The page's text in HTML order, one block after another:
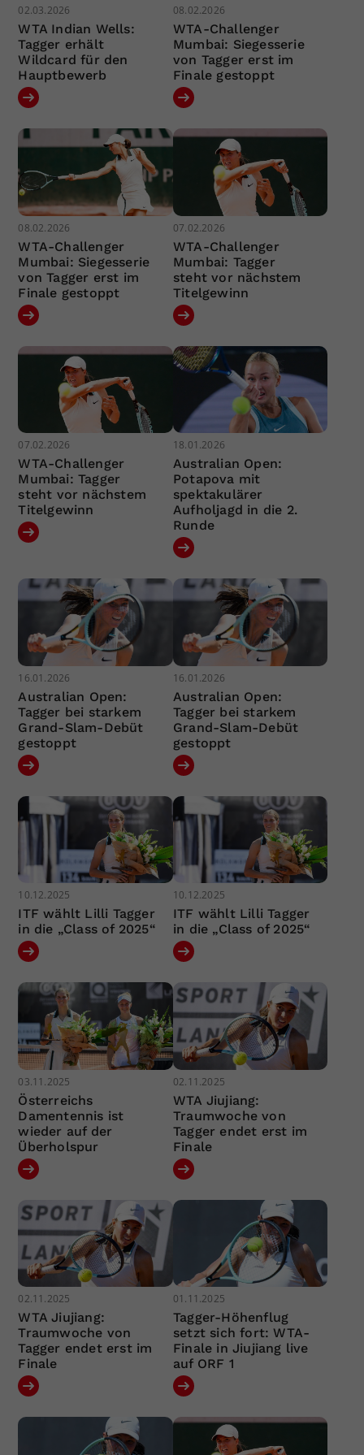
02.03.2026
WTA Indian Wells:
Tagger erhält
Wildcard für den
Hauptbewerb
08.02.2026
WTA-Challenger
Mumbai: Siegesserie
von Tagger erst im
Finale gestoppt
08.02.2026
WTA-Challenger
Mumbai: Siegesserie
von Tagger erst im
Finale gestoppt
07.02.2026
WTA-Challenger
Mumbai: Tagger
steht vor nächstem
Titelgewinn
07.02.2026
WTA-Challenger
Mumbai: Tagger
steht vor nächstem
Titelgewinn
18.01.2026
Australian Open:
Potapova mit
spektakulärer
Aufholjagd in die 2.
Runde
16.01.2026
Australian Open:
Tagger bei starkem
Grand-Slam-Debüt
gestoppt
16.01.2026
Australian Open:
Tagger bei starkem
Grand-Slam-Debüt
gestoppt
10.12.2025
ITF wählt Lilli Tagger
in die „Class of 2025“
10.12.2025
ITF wählt Lilli Tagger
in die „Class of 2025“
03.11.2025
Österreichs
Damentennis ist
wieder auf der
Überholspur
02.11.2025
WTA Jiujiang:
Traumwoche von
Tagger endet erst im
Finale
02.11.2025
WTA Jiujiang:
Traumwoche von
Tagger endet erst im
Finale
01.11.2025
Tagger-Höhenflug
setzt sich fort: WTA-
Finale in Jiujiang live
auf ORF 1